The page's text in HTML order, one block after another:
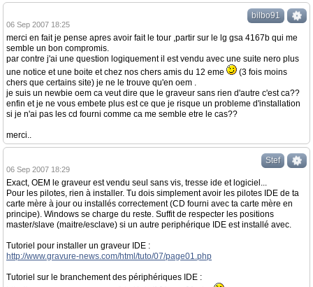
bilbo91
06 Sep 2007 18:25
merci en fait je pense apres avoir fait le tour ,partir sur le lg gsa 4167b qui me
semble un bon compromis.
par contre j'ai une question logiquement il est vendu avec une suite nero plus
une notice et une boite et chez nos chers amis du 12 eme
(3 fois moins
chers que certains site) je ne le trouve qu'en oem .
je suis un newbie oem ca veut dire que le graveur sans rien d'autre c'est ca??
enfin et je ne vous embete plus est ce que je risque un probleme d'installation
si je n'ai pas les cd fourni comme ca me semble etre le cas??
merci..
Stef
06 Sep 2007 18:29
Exact, OEM le graveur est vendu seul sans vis, tresse ide et logiciel...
Pour les pilotes, rien à installer. Tu dois simplement avoir les pilotes IDE de ta
carte mère à jour ou installés correctement (CD fourni avec ta carte mère en
principe). Windows se charge du reste. Suffit de respecter les positions
master/slave (maitre/esclave) si un autre periphérique IDE est installé avec.
Tutoriel pour installer un graveur IDE :
http://www.gravure-news.com/html/tuto/07/page01.php
Tutoriel sur le branchement des périphériques IDE :